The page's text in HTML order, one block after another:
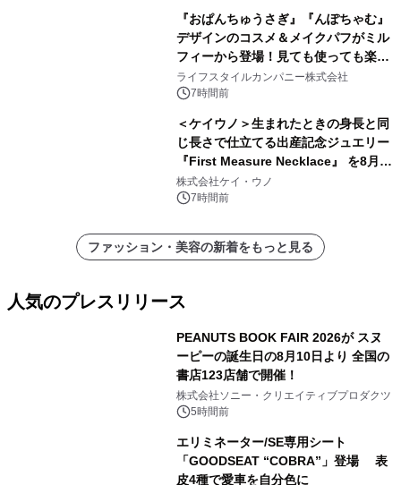
『おぱんちゅうさぎ』『んぽちゃむ』
デザインのコスメ＆メイクパフがミル
フィーから登場！見ても使っても楽し
い、ポップでキュートなコレクショ
ン。
ライフスタイルカンパニー株式会社
7時間前
＜ケイウノ＞生まれたときの身長と同
じ長さで仕立てる出産記念ジュエリー
『First Measure Necklace』 を8月14
日(金)に発売
株式会社ケイ・ウノ
7時間前
ファッション・美容の新着をもっと見る
人気のプレスリリース
PEANUTS BOOK FAIR 2026が スヌ
ーピーの誕生日の8月10日より 全国の
書店123店舗で開催！
株式会社ソニー・クリエイティブプロダクツ
5時間前
エリミネーター/SE専用シート
「GOODSEAT “COBRA”」登場 表
皮4種で愛車を自分色に